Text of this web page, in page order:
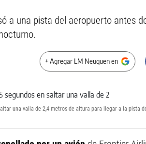
a una pista del aeropuerto antes
+ Agregar LM Neuquen en
una valla de 2,4 metros de altura para llegar a la pista